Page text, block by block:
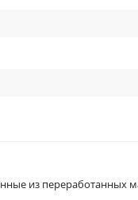
из переработанных